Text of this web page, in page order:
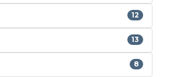
12
13
8